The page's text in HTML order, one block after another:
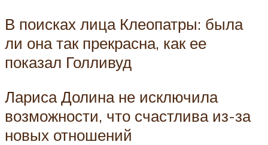
В поисках лица Клеопатры: была
ли она так прекрасна, как ее
показал Голливуд
Лариса Долина не исключила
возможности, что счастлива из-за
новых отношений